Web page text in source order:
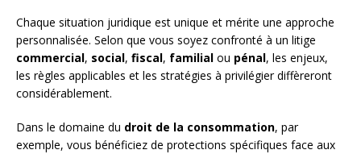
Chaque situation juridique est unique et mérite une approche
personnalisée. Selon que vous soyez confronté à un litige
commercial, social, fiscal, familial ou pénal, les enjeux,
les règles applicables et les stratégies à privilégier diffèreront
considérablement.
Dans le domaine du droit de la consommation, par
exemple, vous bénéficiez de protections spécifiques face aux